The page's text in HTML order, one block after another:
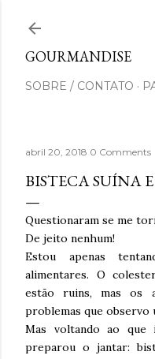
GOURMANDISE
SOBRE / CONTATO
abril 20, 2018 0 Comments
BISTECA SUÍNA
Questionaram se me
De jeito nenhum!
Estou apenas
alimentares. O
estão ruins, mas os
problemas que
Mas voltando ao que
preparou o jantar: